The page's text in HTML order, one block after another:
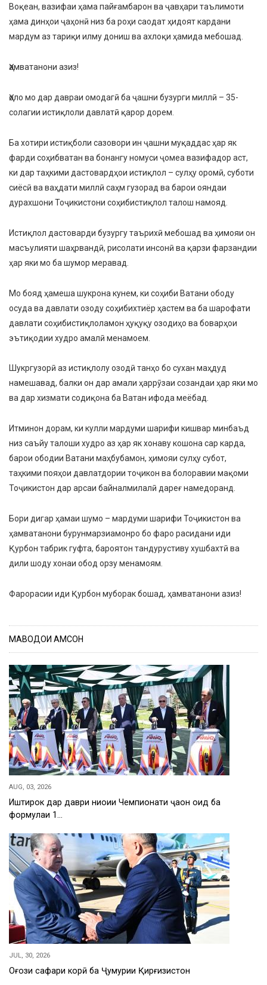
Воқеан, вазифаи ҳама пайғамбарон ва ҷавҳари таълимоти
ҳама динҳои ҷаҳонӣ низ ба роҳи саодат ҳидоят кардани
мардум аз тариқи илму дониш ва ахлоқи ҳамида мебошад.
Ҳамватанони азиз!
Ҳоло мо дар давраи омодагӣ ба ҷашни бузурги миллӣ – 35-
солагии истиқлоли давлатӣ қарор дорем.
Ба хотири истиқболи сазовори ин ҷашни муқаддас ҳар як
фарди соҳибватан ва бонангу номуси ҷомеа вазифадор аст,
ки дар таҳкими дастовардҳои истиқлол – сулҳу оромӣ, суботи
сиёсӣ ва ваҳдати миллӣ саҳм гузорад ва барои ояндаи
дурахшони Тоҷикистони соҳибистиқлол талош намояд.
Истиқлол дастоварди бузургу таърихӣ мебошад ва ҳимояи он
масъулияти шаҳрвандӣ, рисолати инсонӣ ва қарзи фарзандии
ҳар яки мо ба шумор меравад.
Мо бояд ҳамеша шукрона кунем, ки соҳиби Ватани ободу
осуда ва давлати озоду соҳибихтиёр ҳастем ва ба шарофати
давлати соҳибистиқлоламон ҳуқуқу озодиҳо ва боварҳои
эътиқодии худро амалӣ менамоем.
Шукргузорӣ аз истиқлолу озодӣ танҳо бо сухан маҳдуд
намешавад, балки он дар амали ҳаррӯзаи созандаи ҳар яки мо
ва дар хизмати содиқона ба Ватан ифода меёбад.
Итминон дорам, ки кулли мардуми шарифи кишвар минбаъд
низ саъйу талоши худро аз ҳар як хонаву кошона сар карда,
барои ободии Ватани маҳбубамон, ҳимояи сулҳу субот,
таҳкими пояҳои давлатдории тоҷикон ва болоравии мақоми
Тоҷикистон дар арсаи байналмилалӣ дареғ намедоранд.
Бори дигар ҳамаи шумо – мардуми шарифи Тоҷикистон ва
ҳамватанони бурунмарзиамонро бо фаро расидани иди
Қурбон табрик гуфта, бароятон тандурустиву хушбахтӣ ва
дили шоду хонаи обод орзу менамоям.
Фарорасии иди Қурбон муборак бошад, ҳамватанони азиз!
МАВОДҲОИ ҲАМСОН
AUG, 03, 2026
Иштирок дар даври ниҳоии Чемпионати ҷаҳон оид ба
формулаи 1…
JUL, 30, 2026
Оғози сафари корӣ ба Ҷумҳурии Қирғизистон